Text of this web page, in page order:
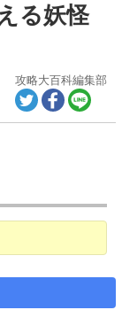
る妖怪
攻略大百科編集部